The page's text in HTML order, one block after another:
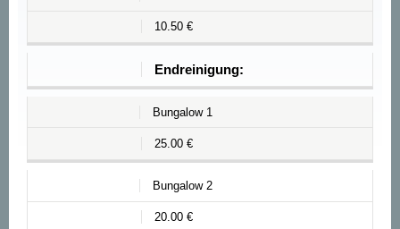
10.50 €
Endreinigung:
Bungalow 1
25.00 €
Bungalow 2
20.00 €